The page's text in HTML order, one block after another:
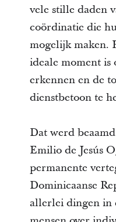
vele stille daden
coördinatie die
mogelijk maken.
ideale moment is
erkennen en de
dienstbetoon te
Dat werd
Emilio de Jesús
permanente
Dominicaanse
allerlei dingen in